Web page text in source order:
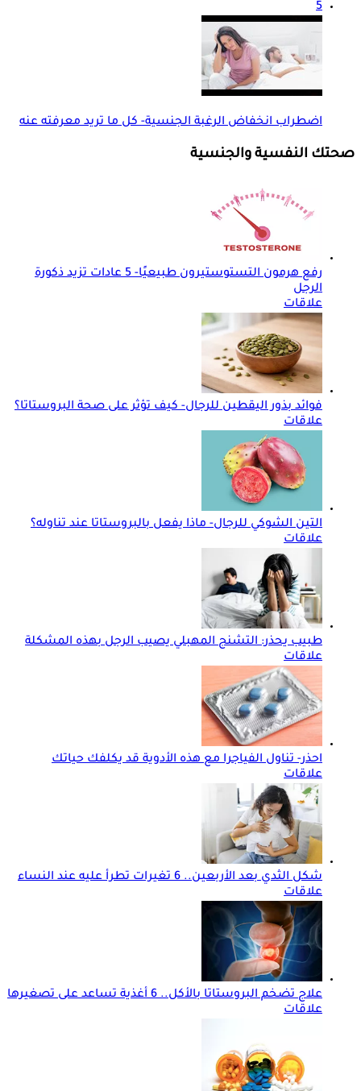
5
اضطراب انخفاض الرغبة الجنسية- كل ما تريد معرفته عنه
صحتك النفسية والجنسية
رفع هرمون التستوستيرون طبيعيًا- 5 عادات تزيد ذكورة
الرجل
علاقات
فوائد بذور اليقطين للرجال- كيف تؤثر على صحة البروستاتا؟
علاقات
التين الشوكي للرجال- ماذا يفعل بالبروستاتا عند تناوله؟
علاقات
طبيب يحذر: التشنج المهبلي يصيب الرجل بهذه المشكلة
علاقات
احذر- تناول الفياجرا مع هذه الأدوية قد يكلفك حياتك
علاقات
شكل الثدي بعد الأربعين.. 6 تغيرات تطرأ عليه عند النساء
علاقات
علاج تضخم البروستاتا بالأكل.. 6 أغذية تساعد على تصغيرها
علاقات